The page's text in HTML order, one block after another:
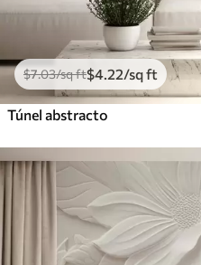
$7.03/sq ft$4 .22/sq ft
Túnel abstracto